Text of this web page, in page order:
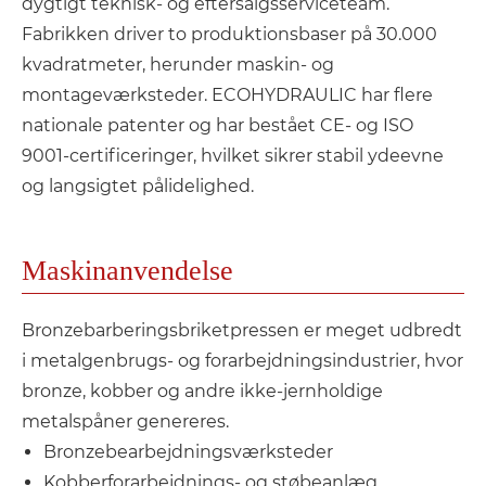
Fabrikken driver to produktionsbaser på 30.000
kvadratmeter, herunder maskin- og
montageværksteder. ECOHYDRAULIC har flere
nationale patenter og har bestået CE- og ISO
9001-certificeringer, hvilket sikrer stabil ydeevne
og langsigtet pålidelighed.
Maskinanvendelse
Bronzebarberingsbriketpressen er meget udbredt
i metalgenbrugs- og forarbejdningsindustrier, hvor
bronze, kobber og andre ikke-jernholdige
metalspåner genereres.
Bronzebearbejdningsværksteder